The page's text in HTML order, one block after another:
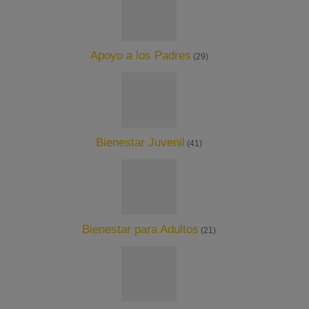
Apoyo a los Padres (29)
Bienestar Juvenil (41)
Bienestar para Adultos (21)